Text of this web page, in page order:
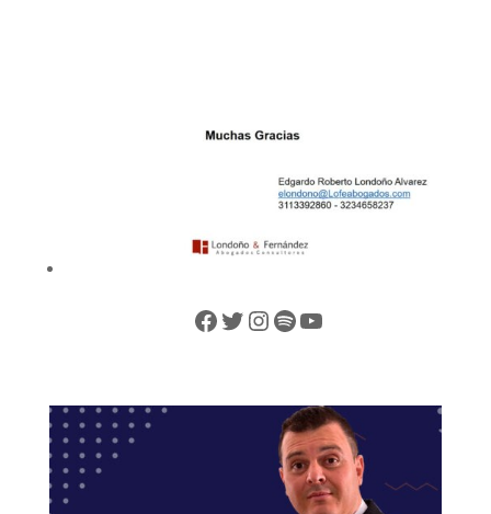
Facebook
Twitter
Instagram
Spotify
YouTube